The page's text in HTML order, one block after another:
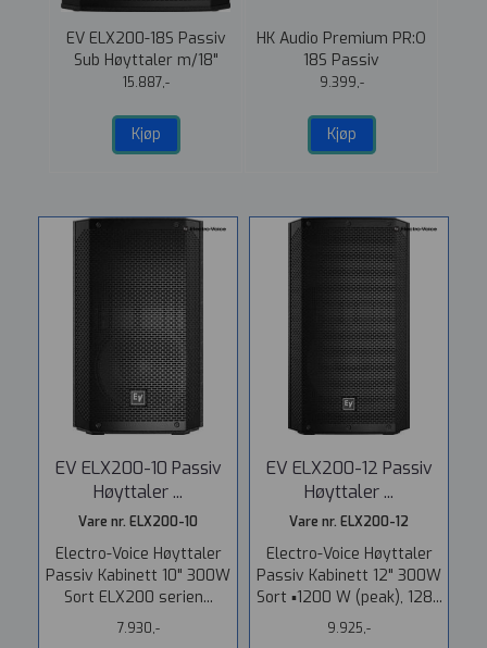
EV ELX200-18S Passiv
Sub Høyttaler m/18"
15.887,-
Kjøp
HK Audio Premium PR:O
18S Passiv
Subhøyttaler m/18"
9.399,-
Kjøp
EV ELX200-10 Passiv
Høyttaler ...
Vare nr. ELX200-10
Electro-Voice Høyttaler
Passiv Kabinett 10" 300W
Sort ELX200 serien...
7.930,-
EV ELX200-12 Passiv
Høyttaler ...
Vare nr. ELX200-12
Electro-Voice Høyttaler
Passiv Kabinett 12" 300W
Sort ▪1200 W (peak), 128...
9.925,-